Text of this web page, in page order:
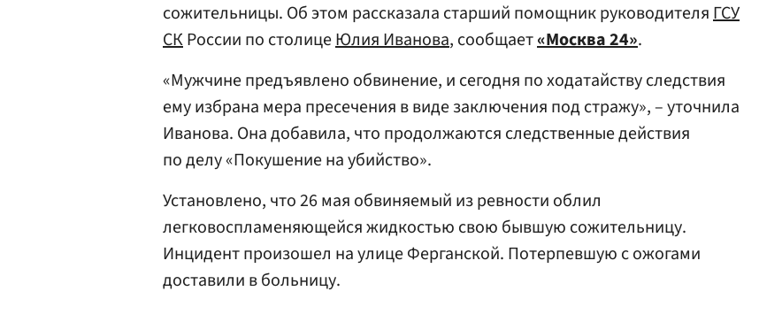
сожительницы. Об этом рассказала старший помощник руководителяГСУ
СКРоссии по столицеЮлия Иванова, сообщает«Москва 24».
«Мужчине предъявлено обвинение, и сегодня по ходатайству следствия
ему избрана мера пресечения в виде заключения под стражу», – уточнила
Иванова. Она добавила, что продолжаются следственные действия
по делу «Покушение на убийство».
Установлено, что 26 мая обвиняемый из ревности облил
легковоспламеняющейся жидкостью свою бывшую сожительницу.
Инцидент произошел на улице Ферганской. Потерпевшую с ожогами
доставили в больницу.